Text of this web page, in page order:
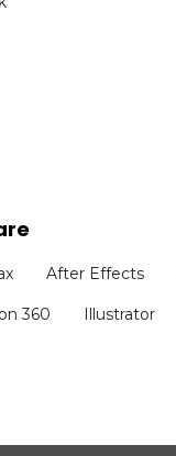
After Effects
360 Illustrator